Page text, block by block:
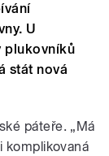
U
plukovníků
stát nová
páteře. „Má
komplikovaná